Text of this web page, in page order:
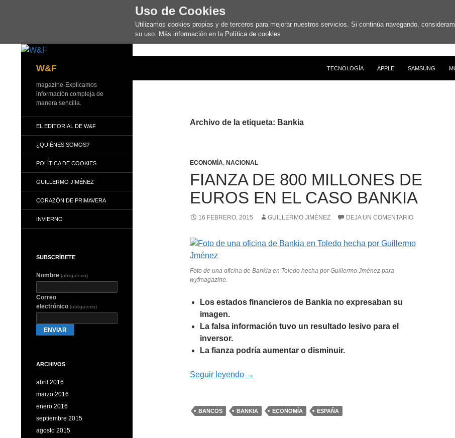
Uso de Cookies
Utilizamos cookies propias y de terceros para mejorar nuestros servicios. Si continúa navegando,
su uso. Más información en la Política de cookies
W&F
TECNOLOGÍA
APPLE SAMSUNG
Archivo de la etiqueta: Bankia
ECONOMÍA, NACIONAL
FIANZA DE 800 MILLONES DE
EUROS EN EL CASO BANKIA
16 FEBRERO, 2015 GUILLERMO JIMÉNEZ DEJA UN COMENTARIO
Foto de una oficina de Bankia en Toledo hecha por Guillermo Jménez para
wyfmagazine.
Los estados financieros de Bankia no expresaban su
imagen.
La falsa información tuvo un resultado lesivo para el
inversor.
La fianza podría aumentar o disminuir.
Seguir leyendo Fianza de 800 millones de euros en el caso Bankia
→
BANCOS BANKIA ECONOMÍA ESPAÑA
magazine-Explicamos
información compleja de
manera sencilla.
EL EDITORIAL DE W&F
¿QUIÉNES SOMOS?
POLÍTICA DE COOKIES
GUILLERMO JIMÉNEZ
CORAZÓN DE PRIMAVERA
INVIERNO
SUBSCRÍBETE
Nombre (obligatorio)
Correo
electrónico (obligatorio)
ENVIAR
ARCHIVOS
abril 2016
marzo 2016
enero 2016
septiembre 2015
agosto 2015